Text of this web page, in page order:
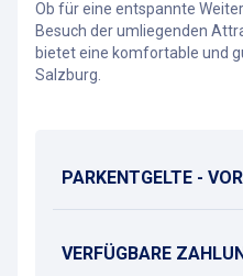
Ob für eine entspannte
Besuch der umliegenden
bietet eine komfortable und
Salzburg.
PARKENTGELTE -
VERFÜGBARE